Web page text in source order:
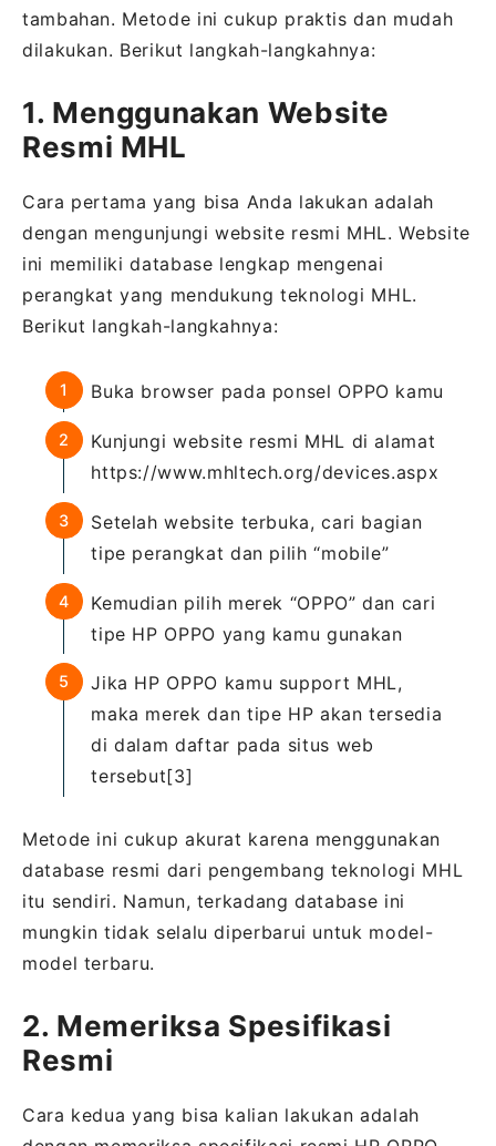
tambahan. Metode ini cukup praktis dan mudah
dilakukan. Berikut langkah-langkahnya:
1. Menggunakan Website
Resmi MHL
Cara pertama yang bisa Anda lakukan adalah
dengan mengunjungi website resmi MHL. Website
ini memiliki database lengkap mengenai
perangkat yang mendukung teknologi MHL.
Berikut langkah-langkahnya:
Buka browser pada ponsel OPPO kamu
Kunjungi website resmi MHL di alamat
https://www.mhltech.org/devices.aspx
Setelah website terbuka, cari bagian
tipe perangkat dan pilih “mobile”
Kemudian pilih merek “OPPO” dan cari
tipe HP OPPO yang kamu gunakan
Jika HP OPPO kamu support MHL,
maka merek dan tipe HP akan tersedia
di dalam daftar pada situs web
tersebut[3]
Metode ini cukup akurat karena menggunakan
database resmi dari pengembang teknologi MHL
itu sendiri. Namun, terkadang database ini
mungkin tidak selalu diperbarui untuk model-
model terbaru.
2. Memeriksa Spesifikasi
Resmi
Cara kedua yang bisa kalian lakukan adalah